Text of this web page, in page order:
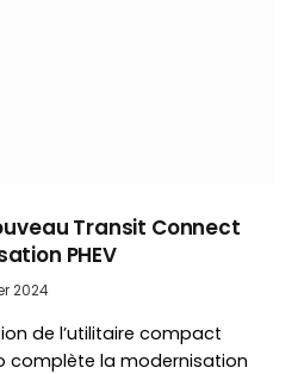
Transit Connect
PHEV
2024
de l’utilitaire compact
complète la modernisation